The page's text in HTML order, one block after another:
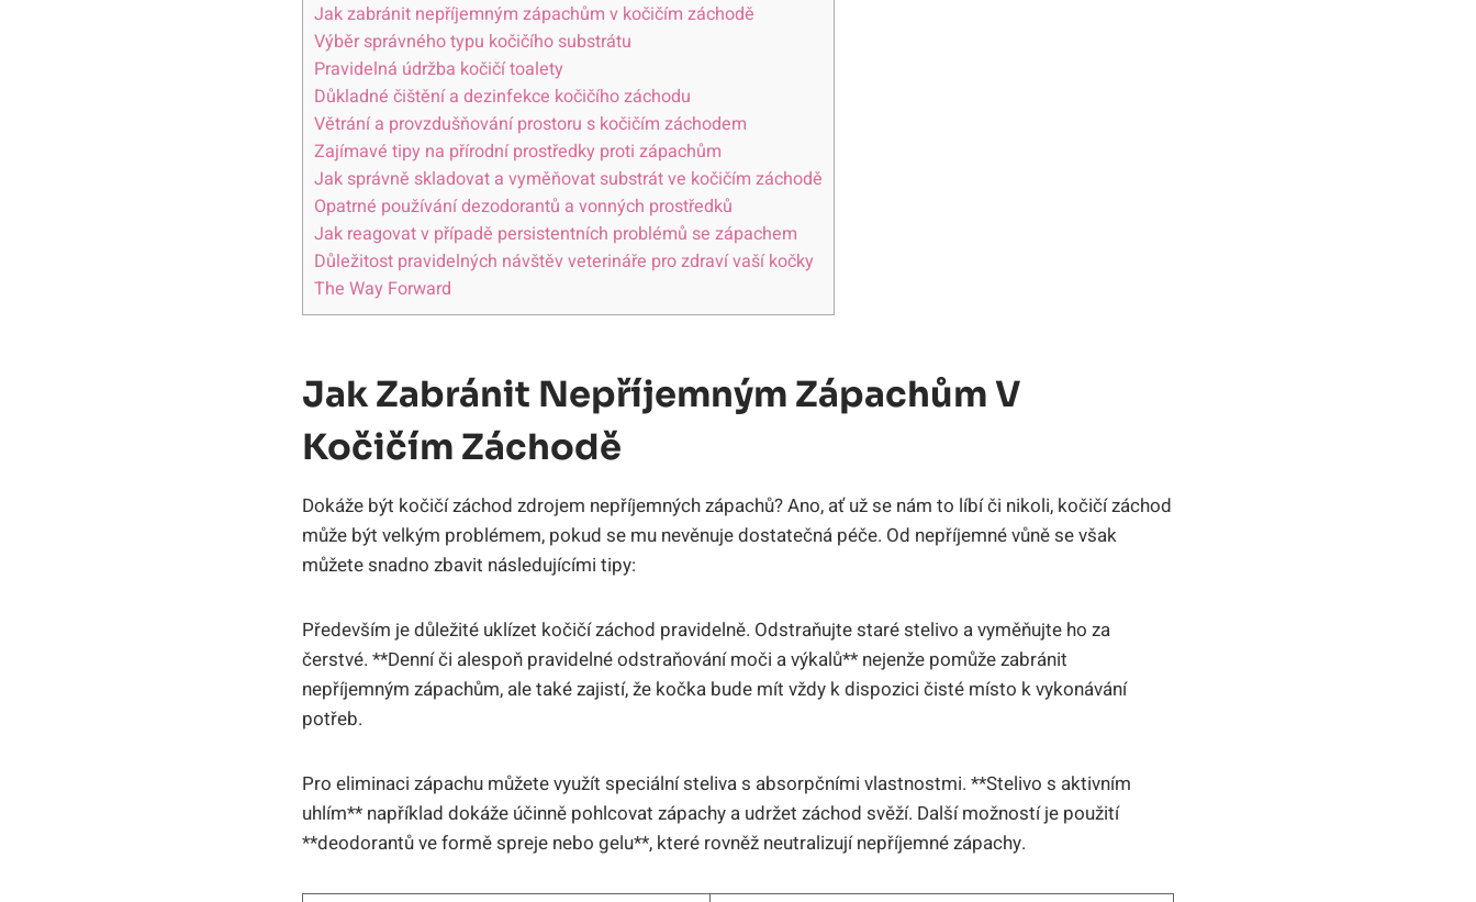
Jak zabránit‌ nepříjemným zápachům v kočičím záchodě
Výběr správného typu ⁢kočičího substrátu
Pravidelná údržba kočičí⁣ toalety
Důkladné čištění a dezinfekce kočičího záchodu
Větrání a provzdušňování prostoru⁤ s‍ kočičím záchodem
Zajímavé‍ tipy na přírodní prostředky proti zápachům
Jak správně‌ skladovat a​ vyměňovat substrát ⁤ve kočičím záchodě
Opatrné používání dezodorantů a​ vonných‌ prostředků
Jak‌ reagovat v​ případě persistentních problémů se zápachem
Důležitost pravidelných návštěv veterináře ‌pro zdraví vaší kočky
The Way Forward
Jak Zabránit‌ Nepříjemným Zápachům V
Kočičím Záchodě
Dokáže být kočičí záchod zdrojem nepříjemných⁣ zápachů?⁢ Ano, ať ⁤už se nám to líbí ⁢či ⁤nikoli,⁤ kočičí‌ záchod
může být velkým problémem, pokud se mu ‍nevěnuje dostatečná péče. Od nepříjemné ‌vůně se⁣ však
můžete snadno ​zbavit ⁤následujícími​ tipy:
Především je důležité ‍uklízet kočičí​ záchod pravidelně. Odstraňujte staré ⁤stelivo a vyměňujte ‍ho⁢ za
‌čerstvé. **Denní či alespoň pravidelné odstraňování moči a výkalů**⁣ nejenže‌ pomůže‌ zabránit
⁤nepříjemným zápachům, ale také‍ zajistí, že kočka ⁣bude mít ​vždy k dispozici ‍čisté místo ⁣k vykonávání
potřeb.
Pro eliminaci zápachu⁢ můžete využít speciální steliva s absorpčními‌ vlastnostmi. ⁢**Stelivo s ‍aktivním
uhlím** například dokáže ‍účinně pohlcovat ⁢zápachy a udržet záchod ​svěží. Další‍ možností je použití
**deodorantů ve formě spreje nebo gelu**,⁤ které rovněž neutralizují nepříjemné zápachy.